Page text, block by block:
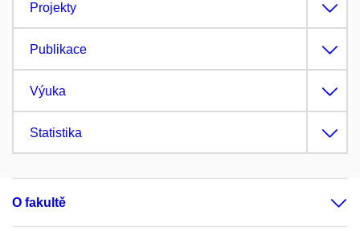
Projekty
Publikace
Výuka
Statistika
O fakultě